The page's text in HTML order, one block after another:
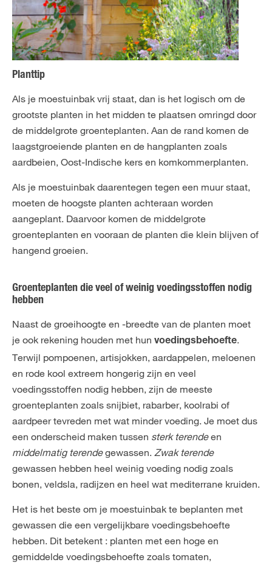
Planttip
Als je moestuinbak vrij staat, dan is het logisch om de
grootste planten in het midden te plaatsen omringd door
de middelgrote groenteplanten. Aan de rand komen de
laagstgroeiende planten en de hangplanten zoals
aardbeien, Oost-Indische kers en komkommerplanten.
Als je moestuinbak daarentegen tegen een muur staat,
moeten de hoogste planten achteraan worden
aangeplant. Daarvoor komen de middelgrote
groenteplanten en vooraan de planten die klein blijven of
hangend groeien.
Groenteplanten die veel of weinig voedingsstoffen nodig
hebben
Naast de groeihoogte en -breedte van de planten moet
je ook rekening houden met hun voedingsbehoefte.
Terwijl pompoenen, artisjokken, aardappelen, meloenen
en rode kool extreem hongerig zijn en veel
voedingsstoffen nodig hebben, zijn de meeste
groenteplanten zoals snijbiet, rabarber, koolrabi of
aardpeer tevreden met wat minder voeding. Je moet dus
een onderscheid maken tussen sterk terendeen
middelmatig terendegewassen. Zwak terende
gewassen hebben heel weinig voeding nodig zoals
bonen, veldsla, radijzen en heel wat mediterrane kruiden.
Het is het beste om je moestuinbak te beplanten met
gewassen die een vergelijkbare voedingsbehoefte
hebben. Dit betekent : planten met een hoge en
gemiddelde voedingsbehoefte zoals tomaten,